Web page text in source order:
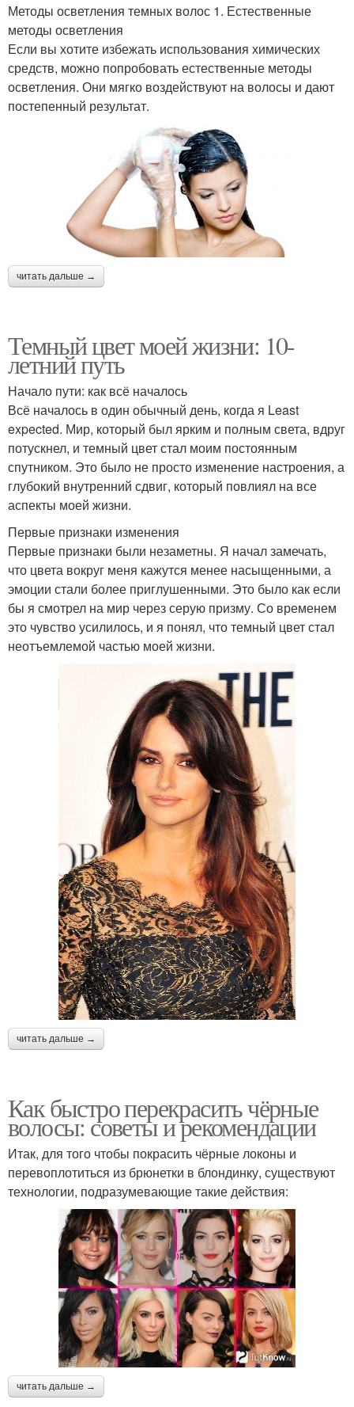
Методы осветления темных волос 1. Естественные
методы осветления
Если вы хотите избежать использования химических
средств, можно попробовать естественные методы
осветления. Они мягко воздействуют на волосы и дают
постепенный результат.
читать дальше →
Темный цвет моей жизни: 10-
летний путь
Начало пути: как всё началось
Всё началось в один обычный день, когда я Least
expected. Мир, который был ярким и полным света, вдруг
потускнел, и темный цвет стал моим постоянным
спутником. Это было не просто изменение настроения, а
глубокий внутренний сдвиг, который повлиял на все
аспекты моей жизни.
Первые признаки изменения
Первые признаки были незаметны. Я начал замечать,
что цвета вокруг меня кажутся менее насыщенными, а
эмоции стали более приглушенными. Это было как если
бы я смотрел на мир через серую призму. Со временем
это чувство усилилось, и я понял, что темный цвет стал
неотъемлемой частью моей жизни.
читать дальше →
Как быстро перекрасить чёрные
волосы: советы и рекомендации
Итак, для того чтобы покрасить чёрные локоны и
перевоплотиться из брюнетки в блондинку, существуют
технологии, подразумевающие такие действия:
читать дальше →